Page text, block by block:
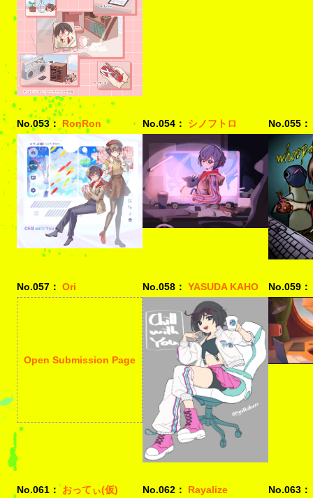
No.053： RonRon No.054： シノフトロ No.055：
No.057： Ori
Open Submission Page
No.058： YASUDA KAHO No.059：
No.061： おってぃ(仮) No.062： Rayalize No.063：